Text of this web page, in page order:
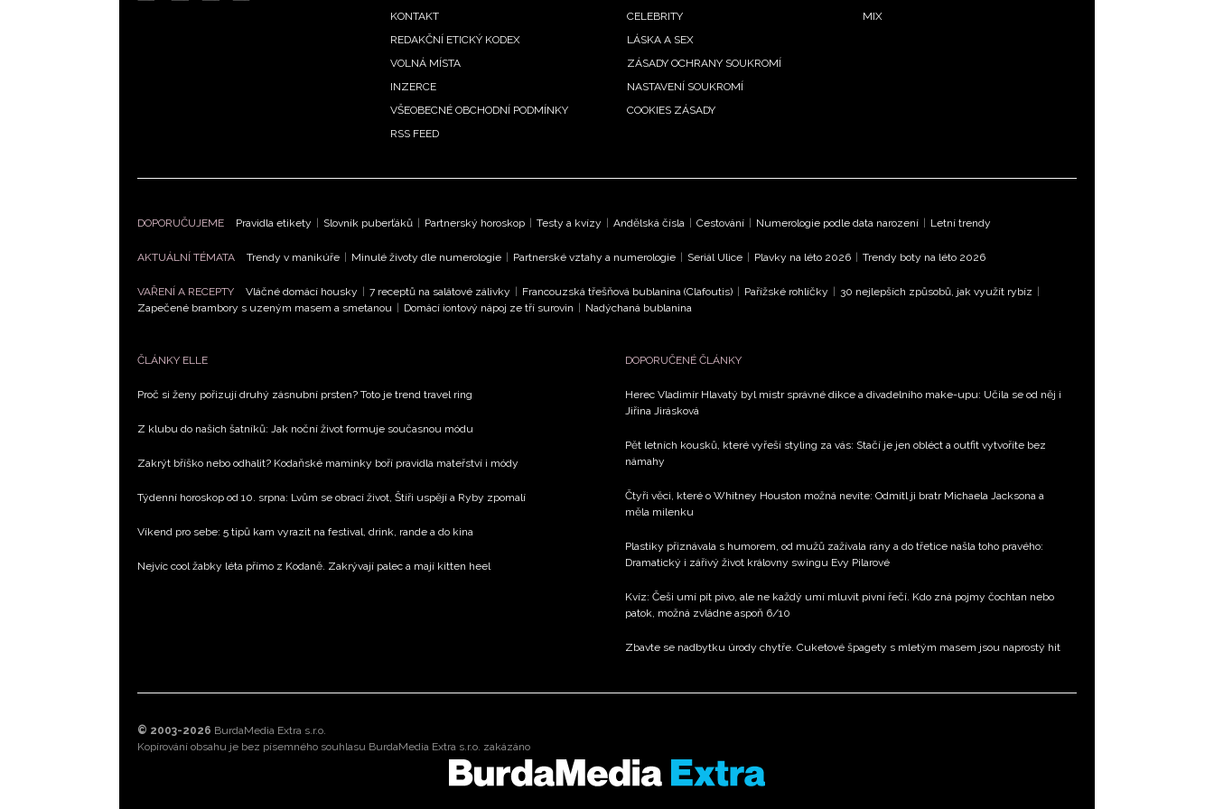
menu
KONTAKT
REDAKČNÍ ETICKÝ KODEX
VOLNÁ MÍSTA
INZERCE
VŠEOBECNÉ OBCHODNÍ PODMÍNKY
RSS FEED
CELEBRITY
LÁSKA A SEX
ZÁSADY OCHRANY SOUKROMÍ
NASTAVENÍ SOUKROMÍ
COOKIES ZÁSADY
MIX
DOPORUČUJEME Pravidla etikety | Slovník puberťáků | Partnerský horoskop | Testy a kvízy | Andělská čísla | Cestování | Numerologie podle data narození | Letní trendy
AKTUÁLNÍ TÉMATA Trendy v manikúře | Minulé životy dle numerologie | Partnerské vztahy a numerologie | Seriál Ulice | Plavky na léto 2026 | Trendy boty na léto 2026
VAŘENÍ A RECEPTY Vláčné domácí housky | 7 receptů na salátové zálivky | Francouzská třešňová bublanina (Clafoutis) | Pařížské rohlíčky | 30 nejlepších způsobů, jak využít rybíz |
Zapečené brambory s uzeným masem a smetanou | Domácí iontový nápoj ze tří surovin | Nadýchaná bublanina
ČLÁNKY ELLE
Proč si ženy pořizují druhý zásnubní prsten? Toto je trend travel ring
Z klubu do našich šatníků: Jak noční život formuje současnou módu
Zakrýt bříško nebo odhalit? Kodaňské maminky boří pravidla mateřství i módy
Týdenní horoskop od 10. srpna: Lvům se obrací život, Štíři uspějí a Ryby zpomalí
Víkend pro sebe: 5 tipů kam vyrazit na festival, drink, rande a do kina
Nejvíc cool žabky léta přímo z Kodaně. Zakrývají palec a mají kitten heel
DOPORUČENÉ ČLÁNKY
Herec Vladimír Hlavatý byl mistr správné dikce a divadelního make-upu: Učila se od něj i
Jiřina Jirásková
Pět letních kousků, které vyřeší styling za vás: Stačí je jen obléct a outfit vytvoříte bez
námahy
Čtyři věci, které o Whitney Houston možná nevíte: Odmítl ji bratr Michaela Jacksona a
měla milenku
Plastiky přiznávala s humorem, od mužů zažívala rány a do třetice našla toho pravého:
Dramatický i zářivý život královny swingu Evy Pilarové
Kvíz: Češi umí pít pivo, ale ne každý umí mluvit pivní řečí. Kdo zná pojmy čochtan nebo
patok, možná zvládne aspoň 6/10
Zbavte se nadbytku úrody chytře. Cuketové špagety s mletým masem jsou naprostý hit
© 2003-2026 BurdaMedia Extra s.r.o.
Kopírování obsahu je bez písemného souhlasu BurdaMedia Extra s.r.o. zakázáno